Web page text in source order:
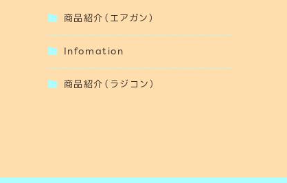
商品紹介（エアガン）
Infomation
商品紹介（ラジコン）